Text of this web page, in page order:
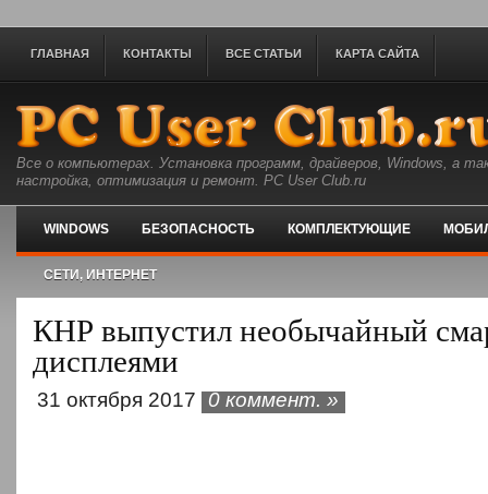
ГЛАВНАЯ КОНТАКТЫ ВСЕ СТАТЬИ КАРТА САЙТА
Все о компьютерах. Установка программ, драйверов, Windows, а
настройка, оптимизация и ремонт. PC User Club.ru
WINDOWS БЕЗОПАСНОСТЬ КОМПЛЕКТУЮЩИЕ
СЕТИ, ИНТЕРНЕТ
КНР выпустил необычайный
дисплеями
31 октября 2017 0 коммент. »